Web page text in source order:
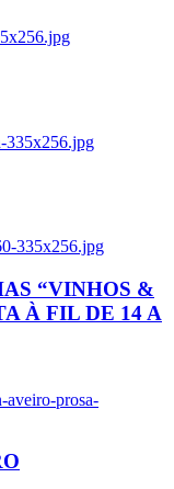
335x256.jpg
335x256.jpg
“VINHOS &
À FIL DE 14 A
aveiro-prosa-